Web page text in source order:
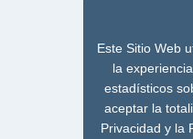
Este Sitio Web
la
estadísticos
aceptar la
Privacidad y la